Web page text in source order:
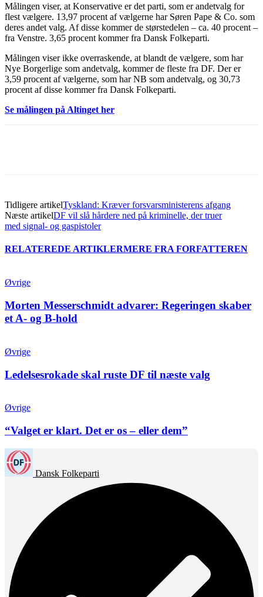
Målingen viser, at Konservative er det parti, som er andetvalg for
flest vælgere. 13,97 procent af vælgerne har Søren Pape & Co. som
deres andet valg. Af disse kommer de størstedelen – ca. 40 procent –
fra Venstre. 3,65 procent kommer fra Dansk Folkeparti.
Målingen viser ikke overraskende, at blandt de vælgere, som har
Nye Borgerlige som andetvalg, kommer de fleste fra DF. Der er
3,59 procent af vælgerne, som har NB som andetvalg, og 30,73
procent af disse kommer fra Dansk Folkeparti.
Se målingen på Altinget her
Tidligere artikelTyskland: Kræver forsvarsministerens afgang
Næste artikelDF vil slå hårdere ned på kriminelle, der truer
med signal- og gaspistoler
RELATEREDE ARTIKLERMERE FRA FORFATTEREN
Øvrige
Morten Messerschmidt advarer: Regeringen skaber
et A- og B-hold
Øvrige
Ledelsesrokade skal ruste DF til næste valg
Øvrige
“Valget er klart. Det er os – eller dem”
Dansk Folkeparti